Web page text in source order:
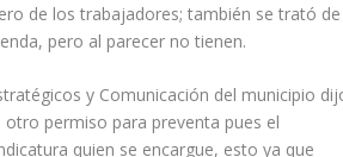
de los trabajadores; también se trató de
pero al parecer no tienen.
y Comunicación del municipio
otro permiso para preventa pues el
quien se encargue, esto ya que